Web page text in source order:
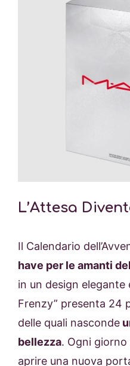
L’Attesa
Il Calendario
have per le amanti
in un design elegante
Frenzy” presenta 24
delle quali nasconde
bellezza. Ogni giorno
aprire una nuova